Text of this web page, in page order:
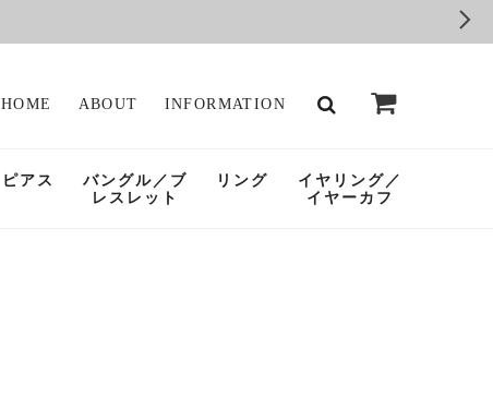
HOME ABOUT INFORMATION
ピアス
バングル／ブ
レスレット
リング
イヤリング／
イヤーカフ